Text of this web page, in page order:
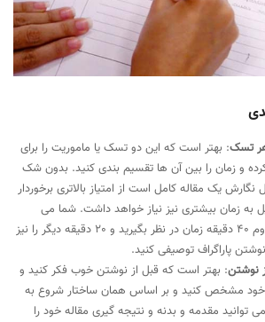
تسک: بهتر است که این دو تسک یا ماموریت را برای
و زمان را بین آن ها تقسیم بندی کنید. بدون شک
یک مقاله کامل است از امتیاز بالاتری برخوردار
به زمان بیشتری نیز نیاز خواهد داشت. شما می
توانید برای تسک دوم 40 دقیقه زمان در نظر بگیرید و 20 دقیقه دیگر را نیز
پاراگراف توصیفی کنید.
نوشتن: بهتر است که قبل از نوشتن خوب فکر کنید و
خود مشخص کنید و بر اساس همان ساختار شروع به
توانید مقدمه و بدنه و نتیجه گیری مقاله خود را